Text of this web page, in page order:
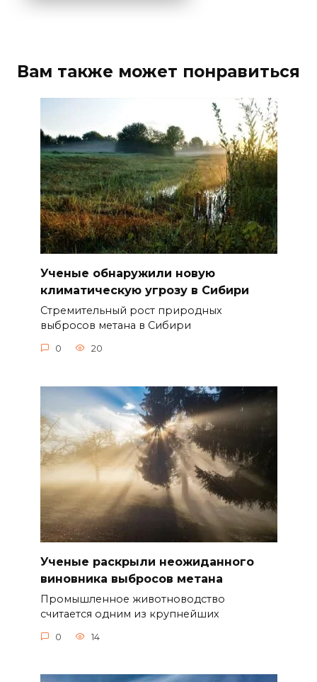
Вам также может понравиться
Ученые обнаружили новую
климатическую угрозу в Сибири
Стремительный рост природных
выбросов метана в Сибири
0 20
Ученые раскрыли неожиданного
виновника выбросов метана
Промышленное животноводство
считается одним из крупнейших
0 14